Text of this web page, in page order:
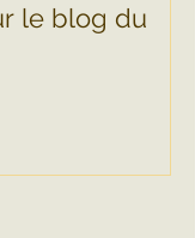
le blog du